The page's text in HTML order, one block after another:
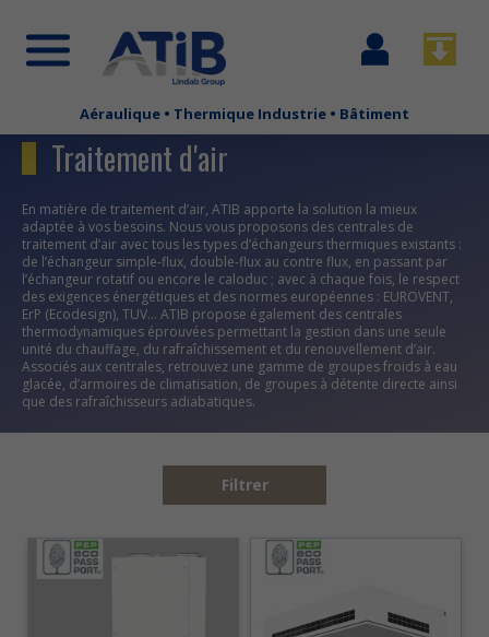
principal
Aéraulique • Thermique Industrie • Bâtiment
Traitement d'air
En matière de traitement d’air, ATIB apporte la solution la mieux
adaptée à vos besoins. Nous vous proposons des centrales de
traitement d’air avec tous les types d’échangeurs thermiques existants :
de l’échangeur simple-flux, double-flux au contre flux, en passant par
l’échangeur rotatif ou encore le caloduc ; avec à chaque fois, le respect
des exigences énergétiques et des normes européennes : EUROVENT,
ErP (Ecodesign), TUV… ATIB propose également des centrales
thermodynamiques éprouvées permettant la gestion dans une seule
unité du chauffage, du rafraîchissement et du renouvellement d’air.
Associés aux centrales, retrouvez une gamme de groupes froids à eau
glacée, d’armoires de climatisation, de groupes à détente directe ainsi
que des rafraîchisseurs adiabatiques.
Filtrer